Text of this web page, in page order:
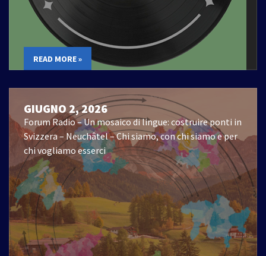
READ MORE »
GIUGNO 2, 2026
Forum Radio – Un mosaico di lingue: costruire ponti in
Svizzera – Neuchâtel – Chi siamo, con chi siamo e per
chi vogliamo esserci